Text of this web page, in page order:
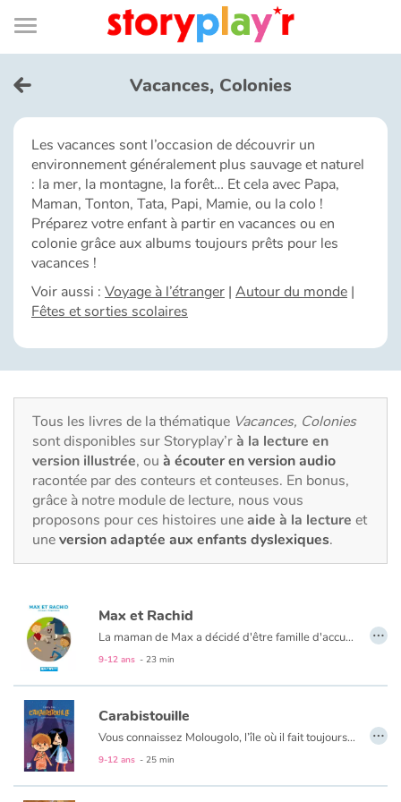
Connexion
Bibliothèque
de
page
Menu
Je me connecte
Tester gratuitement
Bibliothèque
Accueil
Contes d'ici et d'ailleurs
Fable, mythe, littérature et poésie
Princesses et princes, rois, reines et dragons
Ogres, monstres et sorcières
Héroïnes et héros
Les animaux
Voyage, épopée, enquête, aventure
Autour du monde
Apprentissage
Vacances, Colonies
Les vacances sont l’occasion de découvrir un
environnement généralement plus sauvage et naturel
: la mer, la montagne, la forêt… Et cela avec Papa,
Maman, Tonton, Tata, Papi, Mamie, ou la colo !
Préparez votre enfant à partir en vacances ou en
colonie grâce aux albums toujours prêts pour les
vacances !
Voir aussi : Voyage à l’étranger | Autour du monde |
Fêtes et sorties scolaires
Tous les livres de la thématique Vacances, Colonies
sont disponibles sur Storyplay’rà la lecture en
version illustrée, ou à écouter en version audio
racontée par des conteurs et conteuses. En bonus,
grâce à notre module de lecture, nous vous
proposons pour ces histoires uneaide à la lecture et
uneversion adaptée aux enfants dyslexiques.
Max et Rachid
La maman de Max a décidé d'être famille d'accueil le temps des vacances d'été. "Il faut savoir partager" dit-elle. Rachid, le même âge que Max, débarque un beau jour à la campagne. Campagne/Ville ou Bouseu/Rebeu ? Beaucoup de choses les opposent à priori mais deux garçons de 10 ans ça peut aussi avoir de nombreux points communs.
9-12 ans - 23 min
…
Carabistouille
Vous connaissez Molougolo, l’île où il fait toujours beau ? C’est là qu’Hervé part une semaine en vacances de Noël avec ses parents et sa sœur Lucie. Sauf que sur place, il pleut jour et nuit, un vrai temps de grenouilles ! Mais Hervé s’en fiche : il ne voit pas le temps passer, il joue avec la super console Jeuga XMP 345 qu’il a reçue en cadeau. Jusqu’au moment où apparaît...CARABISTOUILLE. Et alors là, tout s’embrouille !
9-12 ans - 25 min
…